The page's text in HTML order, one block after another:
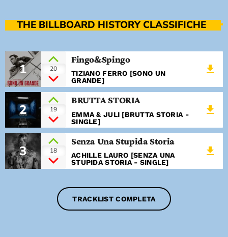
THE BILLBOARD HISTORY CLASSIFICHE
1 20
Fingo&Spingo
TIZIANO FERRO [SONO UN
GRANDE]
file_download
2 19
BRUTTA STORIA
EMMA & JULI [BRUTTA STORIA -
SINGLE]
file_download
3 18
Senza Una Stupida Storia
ACHILLE LAURO [SENZA UNA
STUPIDA STORIA - SINGLE]
file_download
TRACKLIST COMPLETA